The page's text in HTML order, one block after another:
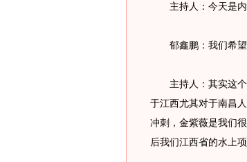
主持人：今天是内
郁鑫鹏：我们希望
主持人：其实这个
于江西尤其对于南昌
冲刺，金紫薇是我们
后我们江西省的水上